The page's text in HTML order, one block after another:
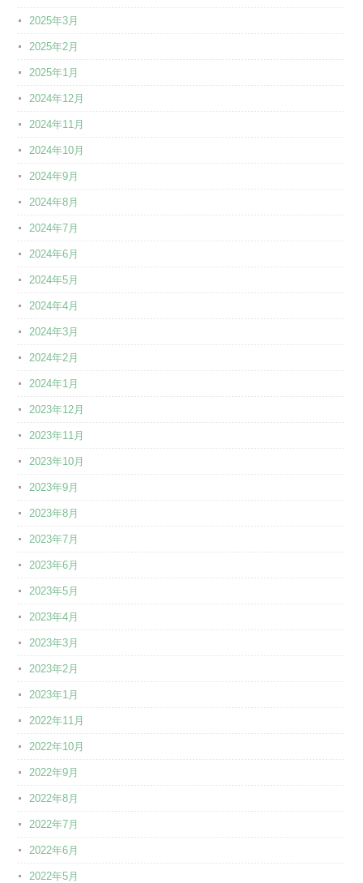
2025年3月
2025年2月
2025年1月
2024年12月
2024年11月
2024年10月
2024年9月
2024年8月
2024年7月
2024年6月
2024年5月
2024年4月
2024年3月
2024年2月
2024年1月
2023年12月
2023年11月
2023年10月
2023年9月
2023年8月
2023年7月
2023年6月
2023年5月
2023年4月
2023年3月
2023年2月
2023年1月
2022年11月
2022年10月
2022年9月
2022年8月
2022年7月
2022年6月
2022年5月